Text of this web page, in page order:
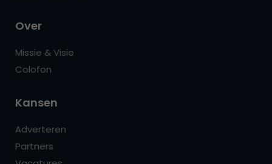
Over
Missie & Visie
Colofon
Kansen
Adverteren
Partners